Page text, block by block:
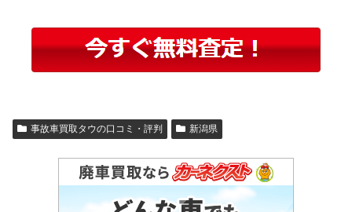
事故車買取タウの口コミ・評判 新潟県